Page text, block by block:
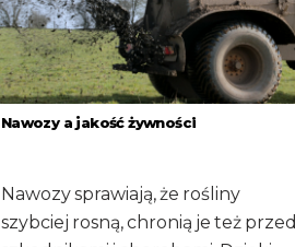
Nawozy a jakość żywności
Nawozy sprawiają, że rośliny
szybciej rosną, chronią je też przed